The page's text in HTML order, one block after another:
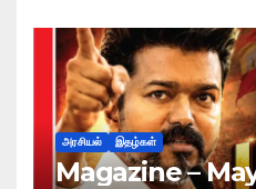
அரசியல் இதழ்கள்
Magazine –